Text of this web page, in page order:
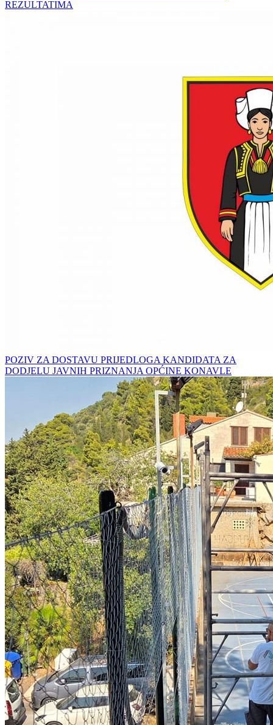
REZULTATIMA
POZIV ZA DOSTAVU PRIJEDLOGA KANDIDATA ZA
DODJELU JAVNIH PRIZNANJA OPĆINE KONAVLE